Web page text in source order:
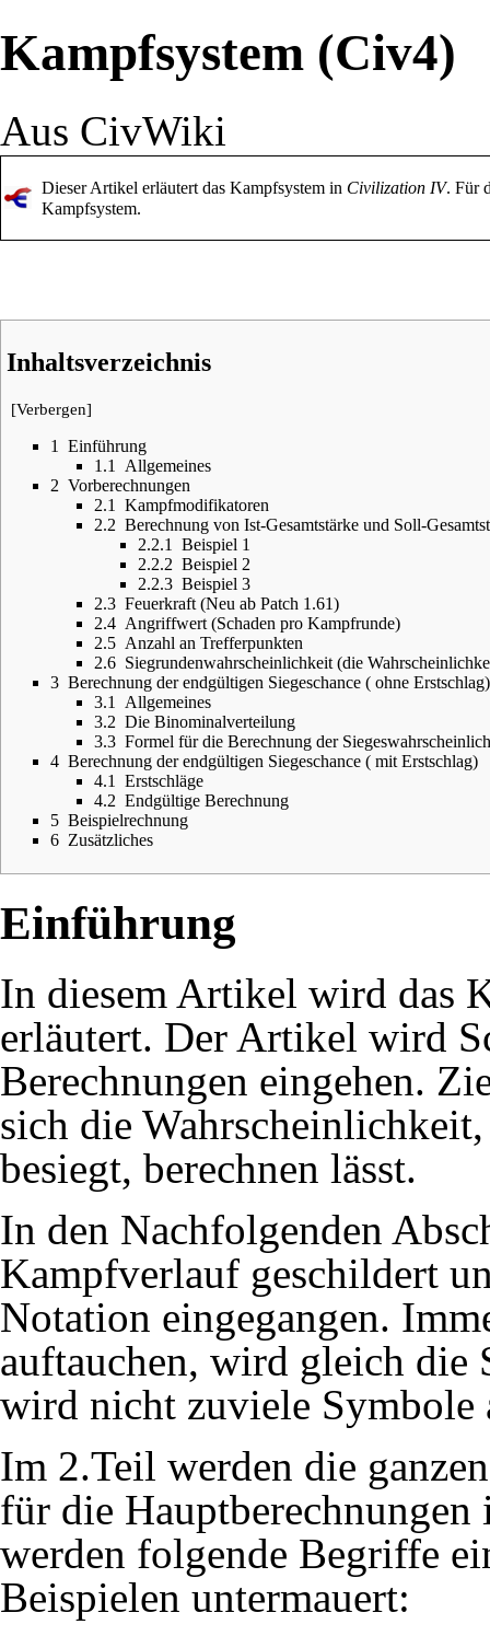
Kampfsystem (Civ4)
Aus CivWiki
Dieser Artikel erläutert das Kampfsystem in Civilization IV. Für
Kampfsystem.
Inhaltsverzeichnis
[Verbergen]
1
Einführung
1.1
Allgemeines
2 Vorberechnungen
2.1
Kampfmodifikatoren
2.2 Berechnung von Ist-Gesamtstärke und Soll-
2.2.1
Beispiel 1
2.2.2 Beispiel 2
2.2.3 Beispiel 3
2.3 Feuerkraft (Neu ab Patch 1.61)
2.4 Angriffwert (Schaden pro Kampfrunde)
2.5 Anzahl an Trefferpunkten
2.6 Siegrundenwahrscheinlichkeit (die
3 Berechnung der endgültigen Siegeschance ( ohne Erstschlag)
3.1
Allgemeines
3.2 Die Binominalverteilung
3.3 Formel für die Berechnung der
4 Berechnung der endgültigen Siegeschance ( mit Erstschlag)
4.1
Erstschläge
4.2 Endgültige Berechnung
5 Beispielrechnung
6 Zusätzliches
Einführung
In diesem Artikel wird das
erläutert. Der Artikel wird
Berechnungen eingehen.
sich die
besiegt, berechnen lässt.
In den Nachfolgenden
Kampfverlauf geschildert
Notation eingegangen.
auftauchen, wird gleich die
wird nicht zuviele Symbole
Im 2.Teil werden die
für die
werden folgende Begriffe
Beispielen untermauert: